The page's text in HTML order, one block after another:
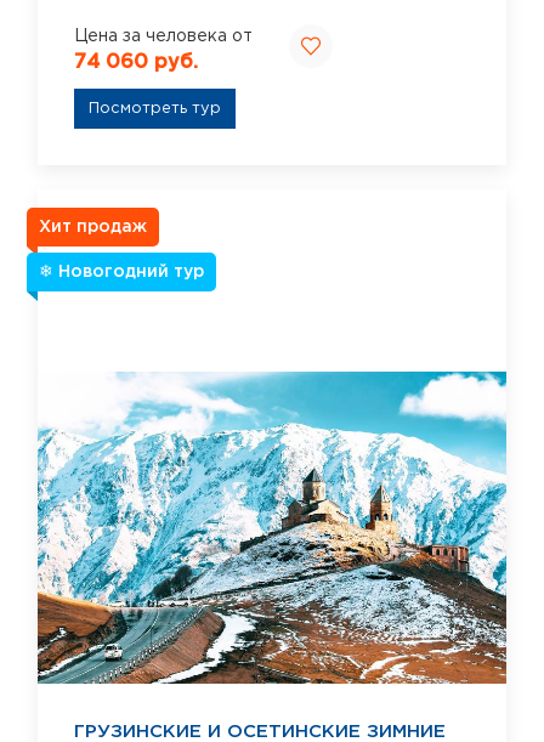
Цена за человека от
74 060 руб.
Посмотреть тур
Хит продаж
❄ Новогодний тур
ГРУЗИНСКИЕ И ОСЕТИНСКИЕ ЗИМНИЕ